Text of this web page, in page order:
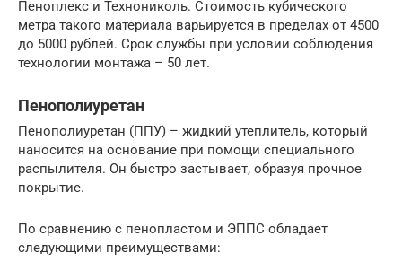
Пеноплекс и Технониколь. Стоимость кубического
метра такого материала варьируется в пределах от 4500
до 5000 рублей. Срок службы при условии соблюдения
технологии монтажа – 50 лет.
Пенополиуретан
Пенополиуретан (ППУ) – жидкий утеплитель, который
наносится на основание при помощи специального
распылителя. Он быстро застывает, образуя прочное
покрытие.
По сравнению с пенопластом и ЭППС обладает
следующими преимуществами: